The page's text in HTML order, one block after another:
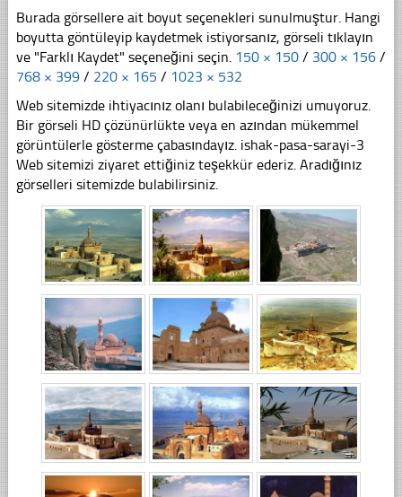
Burada görsellere ait boyut seçenekleri sunulmuştur. Hangi
boyutta göntüleyip kaydetmek istiyorsanız, görseli tıklayın
ve "Farklı Kaydet" seçeneğini seçin. 150 × 150 / 300 × 156 /
768 × 399 / 220 × 165 / 1023 × 532
Web sitemizde ihtiyacınız olanı bulabileceğinizi umuyoruz.
Bir görseli HD çözünürlükte veya en azından mükemmel
görüntülerle gösterme çabasındayız. ishak-pasa-sarayi-3
Web sitemizi ziyaret ettiğiniz teşekkür ederiz. Aradığınız
görselleri sitemizde bulabilirsiniz.